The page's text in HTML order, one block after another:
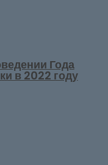
Года
в 2022 году